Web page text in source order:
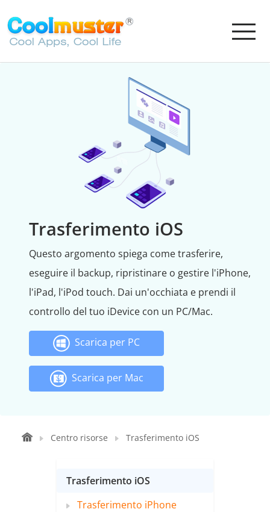
Trasferimento iOS
Questo argomento spiega come trasferire,
eseguire il backup, ripristinare o gestire l'iPhone,
l'iPad, l'iPod touch. Dai un'occhiata e prendi il
controllo del tuo iDevice con un PC/Mac.
Scarica per PC
Scarica per Mac
Centro risorse Trasferimento iOS
Trasferimento iOS
Trasferimento iPhone